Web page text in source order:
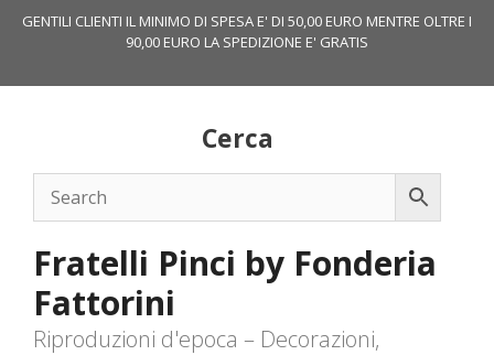
GENTILI CLIENTI IL MINIMO DI SPESA E' DI 50,00 EURO MENTRE OLTRE I
90,00 EURO LA SPEDIZIONE E' GRATIS
Cerca
Fratelli Pinci by Fonderia
Fattorini
Riproduzioni d'epoca – Decorazioni,